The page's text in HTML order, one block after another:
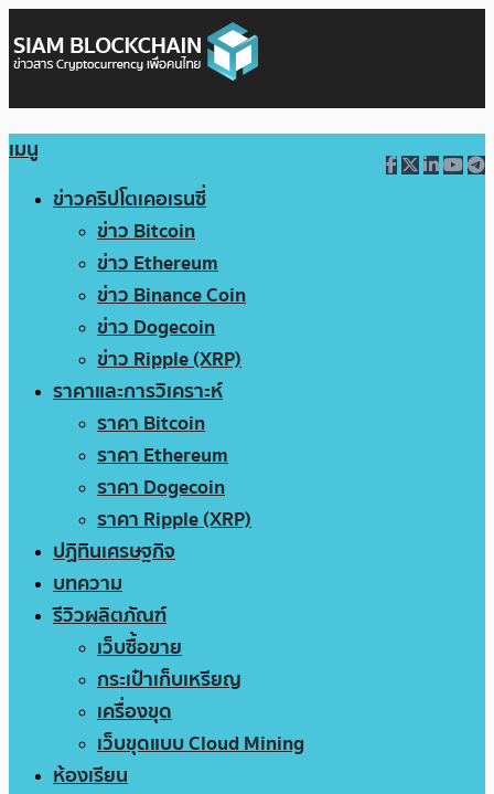
เมนู
ข่าวคริปโตเคอเรนซี่
ข่าว Bitcoin
ข่าว Ethereum
ข่าว Binance Coin
ข่าว Dogecoin
ข่าว Ripple (XRP)
ราคาและการวิเคราะห์
ราคา Bitcoin
ราคา Ethereum
ราคา Dogecoin
ราคา Ripple (XRP)
ปฏิทินเศรษฐกิจ
บทความ
รีวิวผลิตภัณฑ์
เว็บซื้อขาย
กระเป๋าเก็บเหรียญ
เครื่องขุด
เว็บขุดแบบ Cloud Mining
ห้องเรียน